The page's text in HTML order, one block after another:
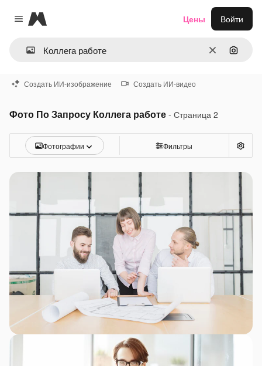
Close menu
Magnific
ОчиститьПоиск
Цены Войти
Создать ИИ-изображение Создать ИИ-видео
Фото По Запросу Коллега работе - Страница 2
Фотографии Фильтры